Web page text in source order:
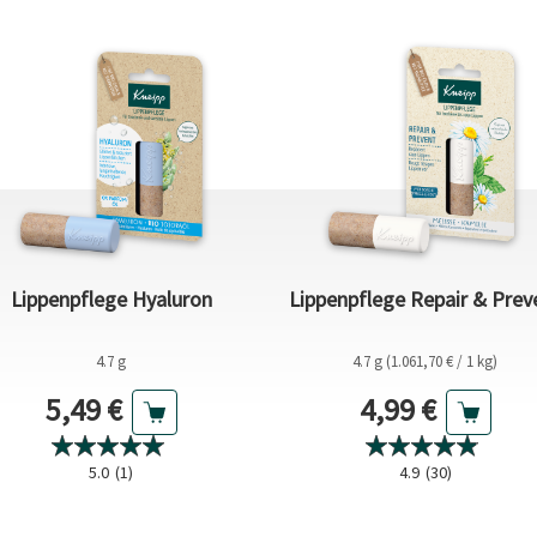
Lippenpflege Hyaluron
4.7 g
Aktueller Preis
5,49 €
5.0 (1)
Lippenpflege Repair &
4.7 g (1.061,70 € / 1 kg)
Aktueller Preis
4,99 €
4.9 (30)